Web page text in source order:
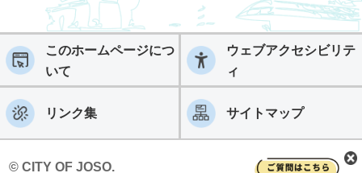
このホームページにつ
いて
ウェブアクセシビリテ
ィ
リンク集 サイトマップ
© CITY OF JOSO.